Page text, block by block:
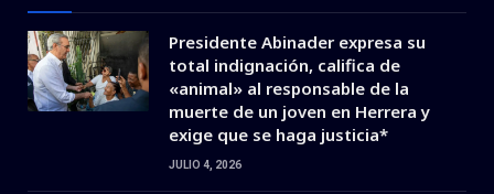
Presidente Abinader expresa su
total indignación, califica de
«animal» al responsable de la
muerte de un joven en Herrera y
exige que se haga justicia*
JULIO 4, 2026